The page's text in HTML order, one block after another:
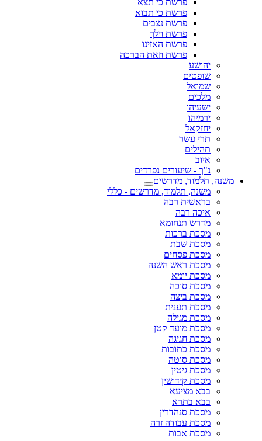
פרשת כי תצא
פרשת כי תבוא
פרשת נצבים
פרשת וילך
פרשת האזינו
פרשת וזאת הברכה
יהושע
שופטים
שמואל
מלכים
ישעיהו
ירמיהו
יחזקאל
תרי עשר
תהילים
איוב
נ"ך - שיעורים נפרדים
משנה, תלמוד, מדרשים
משנה, תלמוד, מדרשים - כללי
בראשית רבה
איכה רבה
מדרש תנחומא
מסכת ברכות
מסכת שבת
מסכת פסחים
מסכת ראש השנה
מסכת יומא
מסכת סוכה
מסכת ביצה
מסכת תענית
מסכת מגילה
מסכת מועד קטן
מסכת חגיגה
מסכת כתובות
מסכת סוטה
מסכת גיטין
מסכת קידושין
בבא מציעא
בבא בתרא
מסכת סנהדרין
מסכת עבודה זרה
מסכת אבות